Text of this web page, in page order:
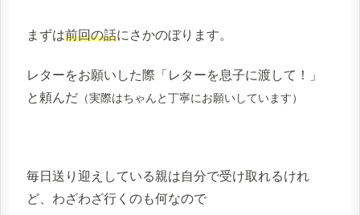
まずは前回の話にさかのぼります。
レターをお願いした際「レターを息子に渡して！」
と頼んだ （実際はちゃんと丁寧にお願いしています）
毎日送り迎えしている親は自分で受け取れるけれ
ど、わざわざ行くのも何なので